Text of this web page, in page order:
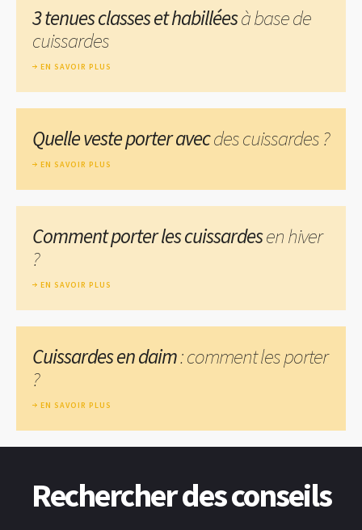
3 tenues classes et habilléesà base de
cuissardes
EN SAVOIR PLUS
Quelle veste porter avecdes cuissardes ?
EN SAVOIR PLUS
Comment porter les cuissardesen hiver
?
EN SAVOIR PLUS
Cuissardes en daim: comment les porter
?
EN SAVOIR PLUS
Rechercher des conseils